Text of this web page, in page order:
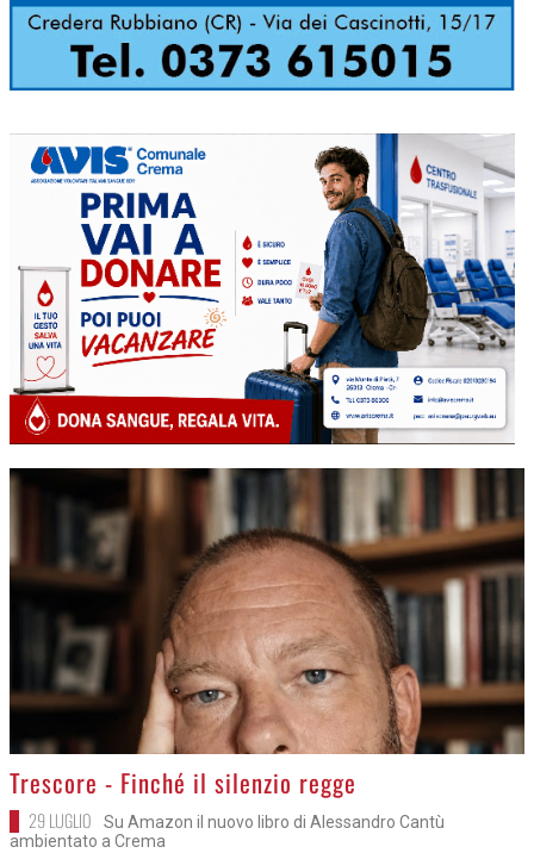
>
Trescore - Finché il silenzio regge
29 LUGLIO
Su Amazon il nuovo libro di Alessandro Cantù
ambientato a Crema